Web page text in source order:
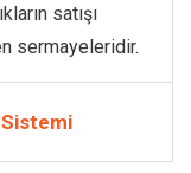
satışı
sermayeleridir.